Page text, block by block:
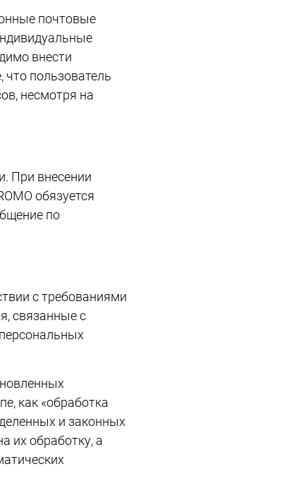
почтовые
внести
что пользователь
несмотря на
При внесении
обязуется
по
с требованиями
связанные с
как «обработка
и законных
их обработку, а